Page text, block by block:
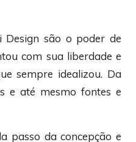
Design são o poder de
com sua liberdade e
sempre idealizou. Da
e até mesmo fontes e
passo da concepção e